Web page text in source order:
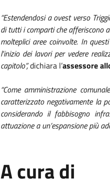
“Estendendosi a ovest verso
di tutti i comparti che afferiscono
molteplici aree coinvolte. In
l'inizio dei lavori per vedere
capitolo”,dichiara l’assessore
“Come amministrazione
caratterizzato negativamente la
considerando il fabbisogno
attuazione a un’espansione più
A cura di